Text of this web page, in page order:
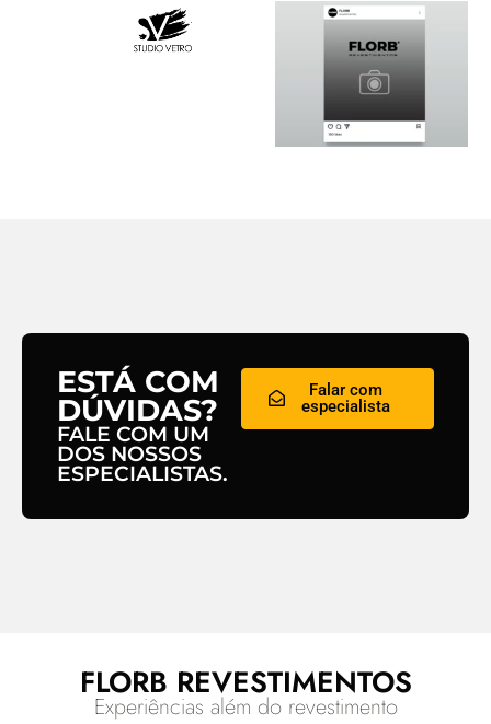
ESTÁ COM
DÚVIDAS?
FALE COM UM
DOS NOSSOS
ESPECIALISTAS.
Falar com
especialista
FLORB REVESTIMENTOS
Experiências além do revestimento